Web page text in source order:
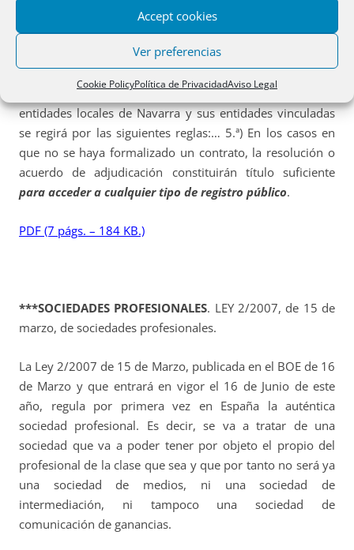
Accept cookies
Ver preferencias
Cookie PolicyPolítica de PrivacidadAviso Legal
Dice el art. 230.5 de la Ley Foral 6/1990, de 2 de julio, de
la Administración Local de Navarra:
Artículo 230. 1. La formalización de loscontratos
entidades locales de Navarra y sus entidades vinculadas
se regirá por las siguientes reglas:… 5.ª) En los casos en
que no se haya formalizado un contrato, la resolución o
acuerdo de adjudicación constituirán título suficiente
para acceder a cualquier tipo de registro público.
PDF (7 págs. – 184 KB.)
***SOCIEDADES PROFESIONALES. LEY 2/2007, de 15 de
marzo, de sociedades profesionales.
La Ley 2/2007 de 15 de Marzo, publicada en el BOE de 16
de Marzo y que entrará en vigor el 16 de Junio de este
año, regula por primera vez en España la auténtica
sociedad profesional. Es decir, se va a tratar de una
sociedad que va a poder tener por objeto el propio del
profesional de la clase que sea y que por tanto no será ya
una sociedad de medios, ni una sociedad de
intermediación, ni tampoco una sociedad de
comunicación de ganancias.